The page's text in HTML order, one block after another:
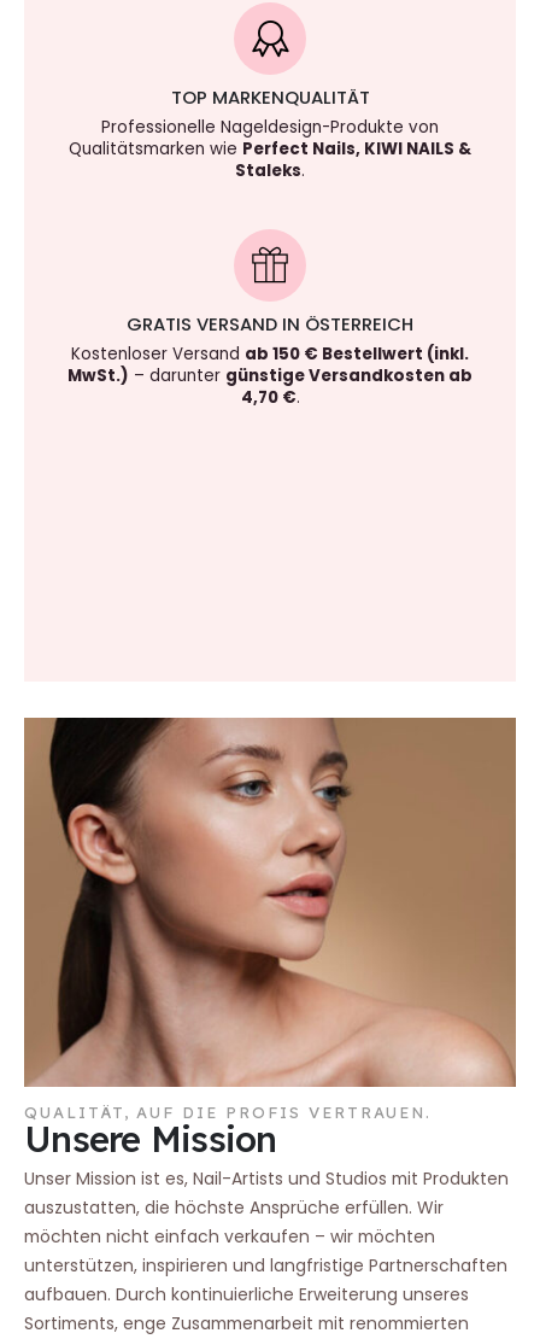
TOP MARKENQUALITÄT
Professionelle Nageldesign-Produkte von
Qualitätsmarken wie Perfect Nails, KIWI NAILS &
Staleks.
GRATIS VERSAND IN ÖSTERREICH
Kostenloser Versand ab 150 € Bestellwert (inkl.
MwSt.) – darunter günstige Versandkosten ab
4,70 €.
QUALITÄT, AUF DIE PROFIS VERTRAUEN.
Unsere Mission
Unser Mission ist es, Nail-Artists und Studios mit Produkten
auszustatten, die höchste Ansprüche erfüllen. Wir
möchten nicht einfach verkaufen – wir möchten
unterstützen, inspirieren und langfristige Partnerschaften
aufbauen. Durch kontinuierliche Erweiterung unseres
Sortiments, enge Zusammenarbeit mit renommierten